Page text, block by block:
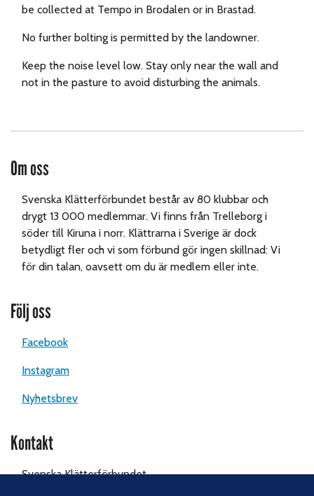
be collected at Tempo in Brodalen or in Brastad.
No further bolting is permitted by the landowner.
Keep the noise level low. Stay only near the wall and
not in the pasture to avoid disturbing the animals.
Om oss
Svenska Klätterförbundet består av 80 klubbar och
drygt 13 000 medlemmar. Vi finns från Trelleborg i
söder till Kiruna i norr. Klättrarna i Sverige är dock
betydligt fler och vi som förbund gör ingen skillnad: Vi
för din talan, oavsett om du är medlem eller inte.
Följ oss
Facebook
Instagram
Nyhetsbrev
Kontakt
Svenska Klätterförbundet